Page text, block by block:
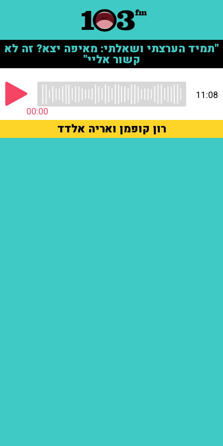
"תמיד הערצתי ושאלתי: מאיפה יצא? זה לא
קשור אליי"
00:00
11:08
רון קופמן ואריה אלדד